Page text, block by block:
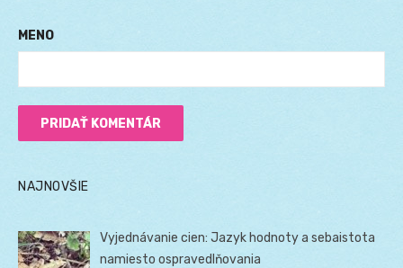
MENO
NAJNOVŠIE
Vyjednávanie cien: Jazyk hodnoty a sebaistota
namiesto ospravedlňovania